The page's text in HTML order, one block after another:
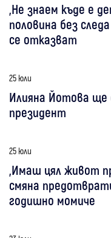
„Не знаем къде е
половина без
се отказват
25 юли
Илияна Йотова ще
президент
25 юли
„Имаш цял живот
смяна
годишно момиче